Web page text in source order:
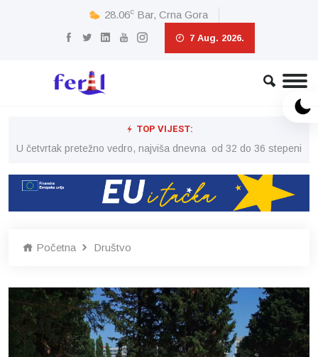
28.06c Bar, Crna Gora
7 Aug. 2026.
TOP VIJEST:
U četvrtak pretežno vedro, najviša dnevna od 32 do 36 stepeni
Početna Društvo